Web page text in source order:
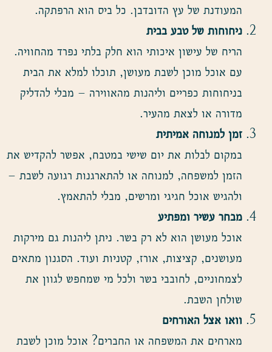
המעודנת של עץ הדובדבן. כל ביס הוא הרפתקה.
ניחוחות של טבע בבית
הריח של עישון איכותי הוא חלק בלתי נפרד מהחוויה.
עם אוכל מוכן לשבת מעושן, תוכלו למלא את הבית
בניחוחות כפריים וליהנות מהאווירה – מבלי להדליק
מדורה או לצאת מהעיר.
זמן למנוחה אמיתית
במקום לבלות את יום שישי במטבח, אפשר להקדיש את
הזמן למשפחה, למנוחה או להתארגנות רגועה לשבת –
ולהגיש אוכל חגיגי ומרשים, מבלי להתאמץ.
מבחר עשיר ומפתיע
אוכל מעושן הוא לא רק בשר. ניתן ליהנות גם מירקות
מעושנים, קציצות, אורז, קטניות ועוד. הסגנון מתאים
לצמחוניים, לחובבי בשר ולכל מי שמחפש לגוון את
שולחן השבת.
וואו אצל האורחים
מארחים את המשפחה או החברים? אוכל מוכן לשבת